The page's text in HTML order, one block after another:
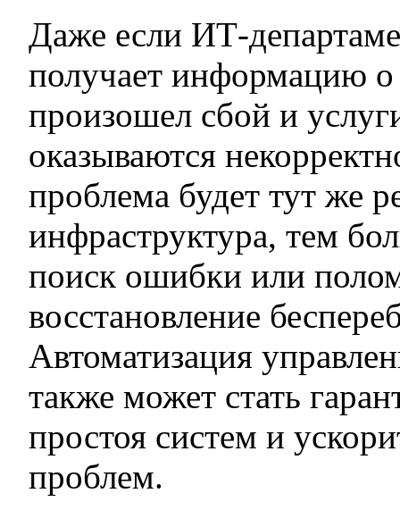
Даже если ИТ-
получает информацию о
произошел сбой и
оказываются
проблема будет тут же
инфраструктура, тем
поиск ошибки или
восстановление
Автоматизация
также может стать
простоя систем и
проблем.